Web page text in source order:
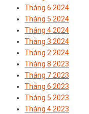
Tháng 6 2024
Tháng 5 2024
Tháng 4 2024
Tháng 3 2024
Tháng 2 2024
Tháng 8 2023
Tháng 7 2023
Tháng 6 2023
Tháng 5 2023
Tháng 4 2023